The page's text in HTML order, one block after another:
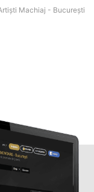
Machiaj - Bucureşti